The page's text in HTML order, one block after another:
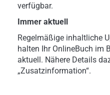
verfügbar.
Immer aktuell
Regelmäßige inhaltliche
halten Ihr OnlineBuch im
aktuell. Nähere Details
„Zusatzinformation“.